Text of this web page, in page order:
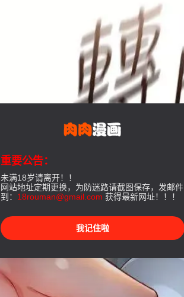
重要公告：
未满18岁请离开！！
网站地址定期更换，为防迷路请截图保存，发邮件
到： 18rouman@gmail.com 获得最新网址！！！
我记住啦